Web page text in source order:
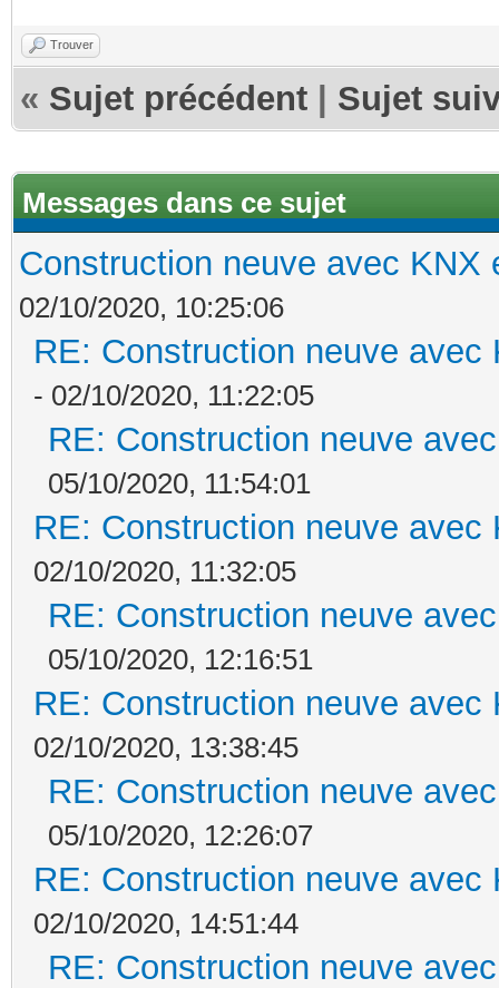
Trouver
« Sujet précédent Sujet
Messages dans ce sujet
Construction neuve avec KNX
02/10/2020, 10:25:06
RE: Construction neuve avec
- 02/10/2020, 11:22:05
RE: Construction neuve
05/10/2020, 11:54:01
RE: Construction neuve avec
02/10/2020, 11:32:05
RE: Construction neuve
05/10/2020, 12:16:51
RE: Construction neuve avec
02/10/2020, 13:38:45
RE: Construction neuve
05/10/2020, 12:26:07
RE: Construction neuve avec
02/10/2020, 14:51:44
RE: Construction neuve